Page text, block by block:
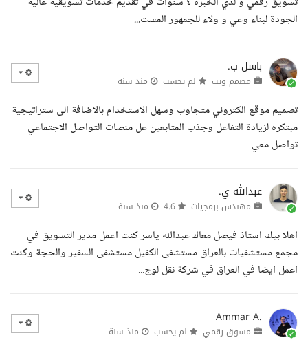
الجودة لبناء وعي و ولاء للجمهور المست...
باسل ب.
مصمم ويب لم يحسب منذ سنة
تصميم موقع الكتروني متجاوب وسهل الاستخدام بالاضافة الى ستراتيجية
مبتكره لزيادة التفاعل وجذب المتابعين عل منصات التواصل الاجتماعي
تواصل معي
عبدالله ي.
مهندس برمجيات منذ سنة
اهلا بيك استاذ فيصل معاك عبدالله ياسر كنت اعمل مدير التسويق في
مجمع مستشفيات بالعراق مستشفى الكفيل مستشفى السفير والحجة وكنت
اعمل ايضا في العراق في شركة نقل لوج...
Ammar A.
مسوق رقمي لم يحسب منذ سنة